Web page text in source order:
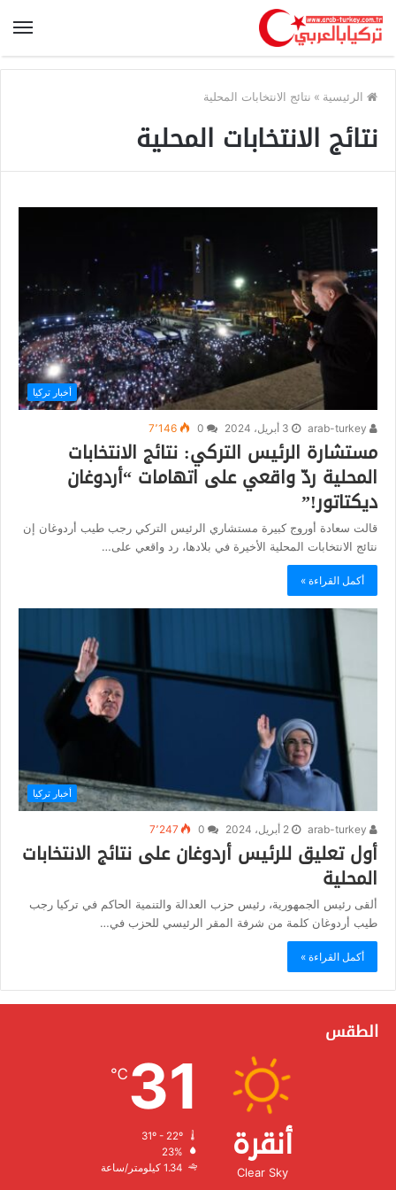
الرئيسية » نتائج الانتخابات المحلية
نتائج الانتخابات المحلية
أخبار تركيا
3 أبريل، 2024 7٬146
مستشارة الرئيس التركي: نتائج الانتخابات
المحلية ردّ واقعي على اتهامات “أردوغان
ديكتاتور!”
قالت سعادة أوروج كبيرة مستشاري الرئيس التركي رجب طيب أردوغان إن
نتائج الانتخابات المحلية الأخيرة في بلادها، رد واقعي على…
أكمل القراءة »
أخبار تركيا
2 أبريل، 2024 7٬247
أول تعليق للرئيس أردوغان على نتائج الانتخابات
المحلية
ألقى رئيس الجمهورية، رئيس حزب العدالة والتنمية الحاكم في تركيا رجب
طيب أردوغان كلمة من شرفة المقر الرئيسي للحزب في…
أكمل القراءة »
الطقس
أنقرة
Clear Sky
31
℃
الرطوبة:
الرياح: